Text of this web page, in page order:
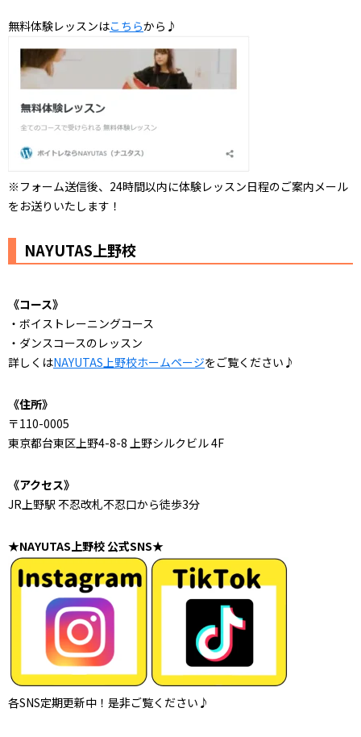
無料体験レッスンはこちらから♪
※フォーム送信後、24時間以内に体験レッスン日程のご案内メール
をお送りいたします！
NAYUTAS上野校
《コース》
・ボイストレーニングコース
・ダンスコースのレッスン
詳しくはNAYUTAS上野校ホームページをご覧ください♪
《住所》
〒110-0005
東京都台東区上野4-8-8 上野シルクビル 4F
《アクセス》
JR上野駅 不忍改札不忍口から徒歩3分
★NAYUTAS上野校 公式SNS★
各SNS定期更新中！是非ご覧ください♪